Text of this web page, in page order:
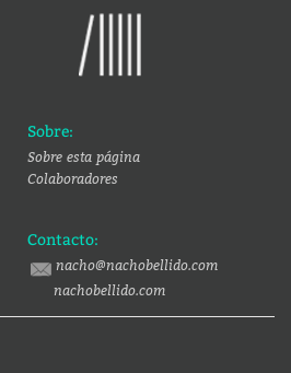
Sobre:
Sobre esta página
Colaboradores
Contacto:
nacho@nachobellido.com
nachobellido.com